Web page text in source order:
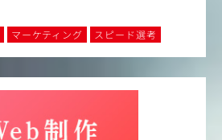
マーケティング スピード選考